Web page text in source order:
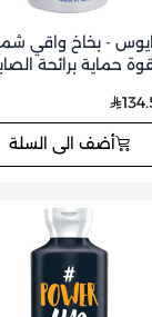
- بخاخ واقي
حماية برائحة
أضف الى السلة